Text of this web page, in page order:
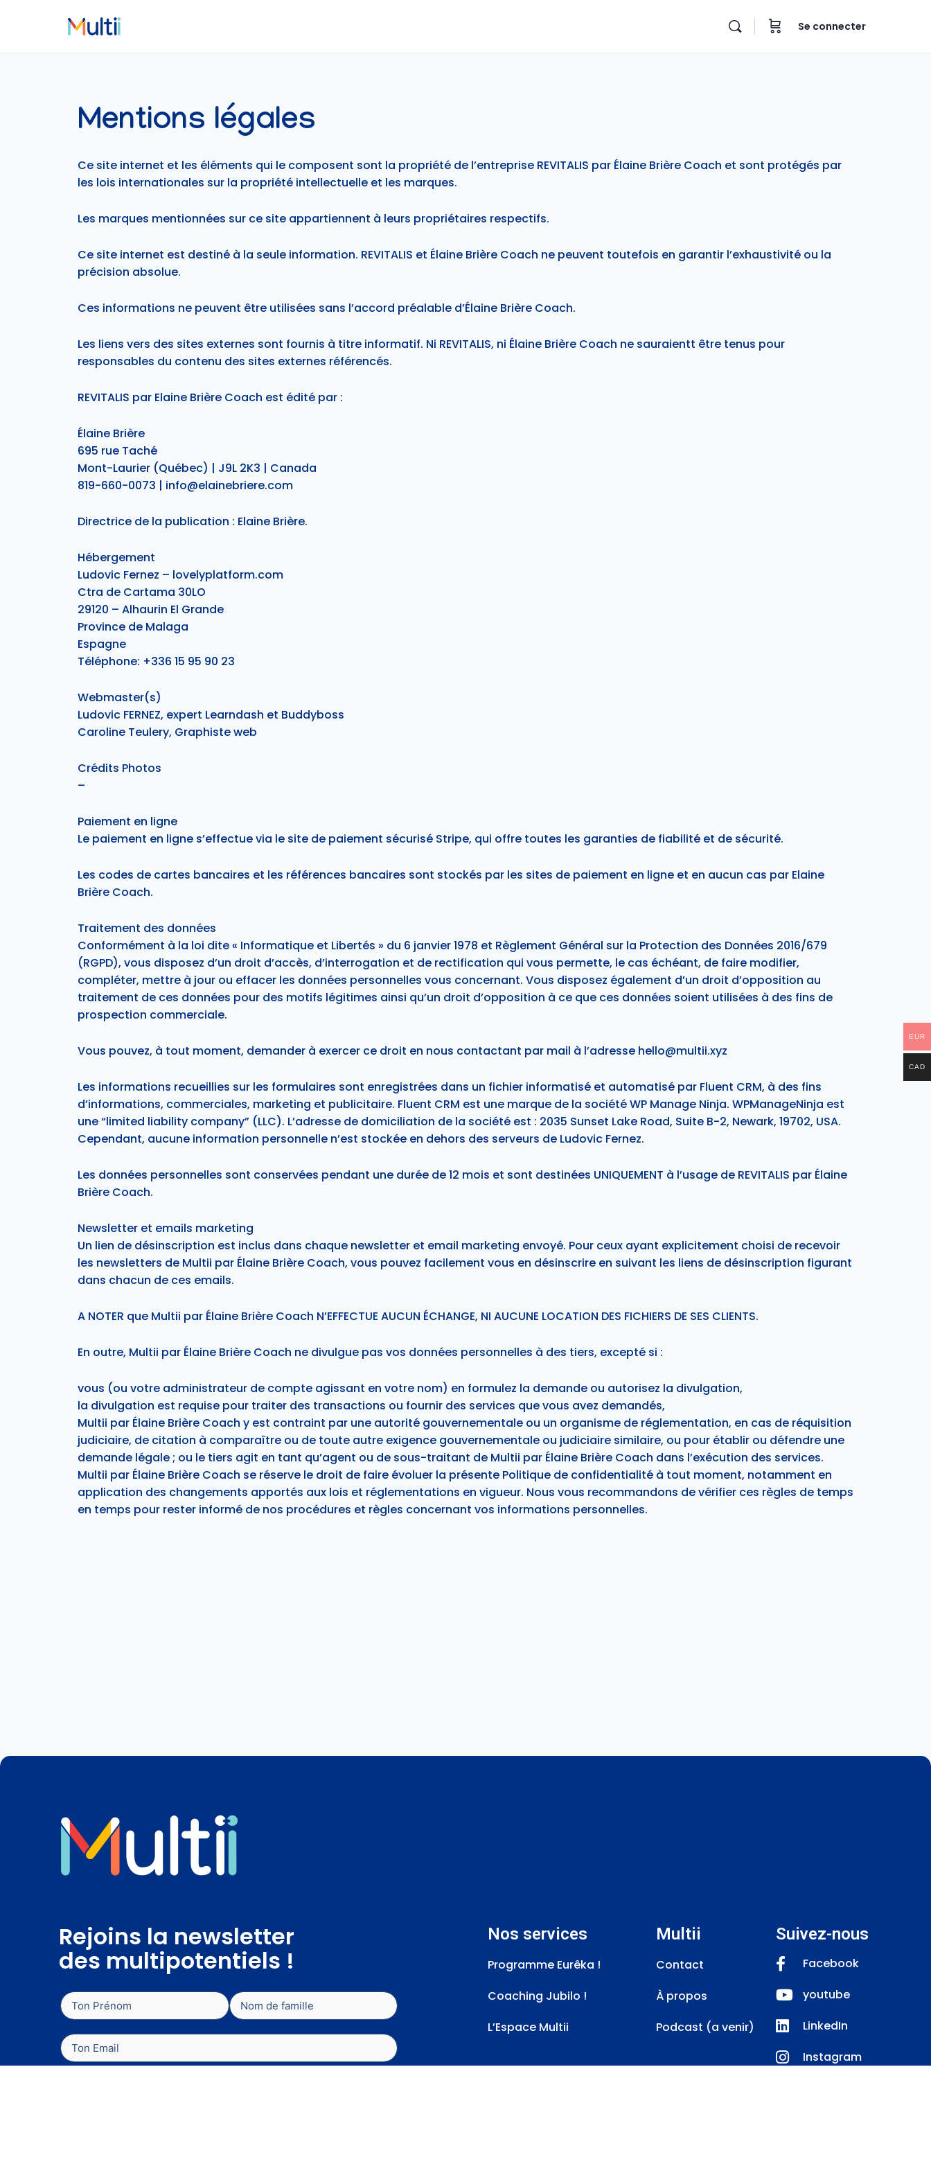
Se connecter
Mentions légales
Ce site internet et les éléments qui le composent sont la propriété de l’entreprise REVITALIS par Élaine Brière Coach et sont protégés par
les lois internationales sur la propriété intellectuelle et les marques.
Les marques mentionnées sur ce site appartiennent à leurs propriétaires respectifs.
Ce site internet est destiné à la seule information. REVITALIS et Élaine Brière Coach ne peuvent toutefois en garantir l’exhaustivité ou la
précision absolue.
Ces informations ne peuvent être utilisées sans l’accord préalable d’Élaine Brière Coach.
Les liens vers des sites externes sont fournis à titre informatif. Ni REVITALIS, ni Élaine Brière Coach ne sauraientt être tenus pour
responsables du contenu des sites externes référencés.
REVITALIS par Elaine Brière Coach est édité par :
Élaine Brière
695 rue Taché
Mont-Laurier (Québec) | J9L 2K3 | Canada
819-660-0073 | info@elainebriere.com
Directrice de la publication : Elaine Brière.
Hébergement
Ludovic Fernez – lovelyplatform.com
Ctra de Cartama 30LO
29120 – Alhaurin El Grande
Province de Malaga
Espagne
Téléphone: +336 15 95 90 23
Webmaster(s)
Ludovic FERNEZ, expert Learndash et Buddyboss
Caroline Teulery, Graphiste web
Crédits Photos
–
Paiement en ligne
Le paiement en ligne s’effectue via le site de paiement sécurisé Stripe, qui offre toutes les garanties de fiabilité et de sécurité.
Les codes de cartes bancaires et les références bancaires sont stockés par les sites de paiement en ligne et en aucun cas par Elaine
Brière Coach.
Traitement des données
Conformément à la loi dite « Informatique et Libertés » du 6 janvier 1978 et Règlement Général sur la Protection des Données 2016/679
(RGPD), vous disposez d’un droit d’accès, d’interrogation et de rectification qui vous permette, le cas échéant, de faire modifier,
compléter, mettre à jour ou effacer les données personnelles vous concernant. Vous disposez également d’un droit d’opposition au
traitement de ces données pour des motifs légitimes ainsi qu’un droit d’opposition à ce que ces données soient utilisées à des fins de
prospection commerciale.
Vous pouvez, à tout moment, demander à exercer ce droit en nous contactant par mail à l’adresse hello@multii.xyz
Les informations recueillies sur les formulaires sont enregistrées dans un fichier informatisé et automatisé par Fluent CRM, à des fins
d’informations, commerciales, marketing et publicitaire. Fluent CRM est une marque de la société WP Manage Ninja. WPManageNinja est
une “limited liability company” (LLC). L’adresse de domiciliation de la société est : 2035 Sunset Lake Road, Suite B-2, Newark, 19702, USA.
Cependant, aucune information personnelle n’est stockée en dehors des serveurs de Ludovic Fernez.
Les données personnelles sont conservées pendant une durée de 12 mois et sont destinées UNIQUEMENT à l’usage de REVITALIS par Élaine
Brière Coach.
Newsletter et emails marketing
Un lien de désinscription est inclus dans chaque newsletter et email marketing envoyé. Pour ceux ayant explicitement choisi de recevoir
les newsletters de Multii par Élaine Brière Coach, vous pouvez facilement vous en désinscrire en suivant les liens de désinscription figurant
dans chacun de ces emails.
A NOTER que Multii par Élaine Brière Coach N’EFFECTUE AUCUN ÉCHANGE, NI AUCUNE LOCATION DES FICHIERS DE SES CLIENTS.
En outre, Multii par Élaine Brière Coach ne divulgue pas vos données personnelles à des tiers, excepté si :
vous (ou votre administrateur de compte agissant en votre nom) en formulez la demande ou autorisez la divulgation,
la divulgation est requise pour traiter des transactions ou fournir des services que vous avez demandés,
Multii par Élaine Brière Coach y est contraint par une autorité gouvernementale ou un organisme de réglementation, en cas de réquisition
judiciaire, de citation à comparaître ou de toute autre exigence gouvernementale ou judiciaire similaire, ou pour établir ou défendre une
demande légale ; ou le tiers agit en tant qu’agent ou de sous-traitant de Multii par Élaine Brière Coach dans l’exécution des services.
Multii par Élaine Brière Coach se réserve le droit de faire évoluer la présente Politique de confidentialité à tout moment, notamment en
application des changements apportés aux lois et réglementations en vigueur. Nous vous recommandons de vérifier ces règles de temps
en temps pour rester informé de nos procédures et règles concernant vos informations personnelles.
Rejoins la newsletter
des multipotentiels !
Nos services
Programme Eurêka !
Coaching Jubilo !
L’Espace Multii
Multii
Contact
À propos
Podcast (a venir)
Suivez-nous
Facebook
youtube
LinkedIn
Instagram
EUR
CAD